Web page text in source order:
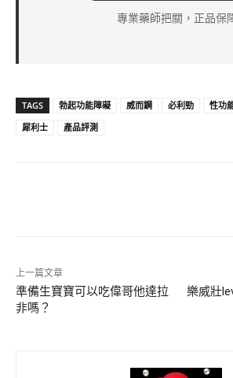
專業藥師把關，正品保
TAGS 勃起功能障礙 威而鋼 必利勁 性功
犀利士
產品評測
上一篇文章
準備生寶寶可以吃偉哥他達拉
非嗎？
樂威壯